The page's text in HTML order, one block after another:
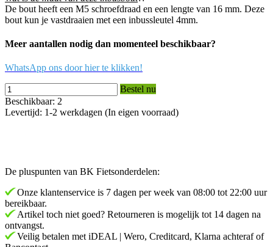
De bout heeft een M5 schroefdraad en een lengte van 16 mm. Deze
bout kun je vastdraaien met een inbussleutel 4mm.
Meer aantallen nodig dan momenteel beschikbaar?
WhatsApp ons door hier te klikken!
Bestel nu
Beschikbaar: 2
Levertijd: 1-2 werkdagen (In eigen voorraad)
De pluspunten van BK Fietsonderdelen:
Onze klantenservice is 7 dagen per week van 08:00 tot 22:00 uur
bereikbaar.
Artikel toch niet goed? Retourneren is mogelijk tot 14 dagen na
ontvangst.
Veilig betalen met iDEAL | Wero, Creditcard, Klarna achteraf of